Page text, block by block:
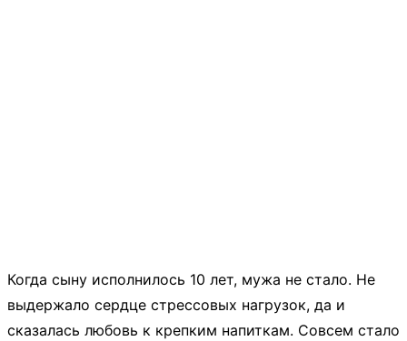
Когда сыну исполнилось 10 лет, мужа не стало. Не
выдержало сердце стрессовых нагрузок, да и
сказалась любовь к крепким напиткам. Совсем стало